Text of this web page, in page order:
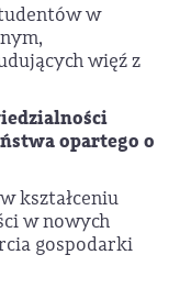
w
więź z
opartego o
kształceniu
w nowych
gospodarki